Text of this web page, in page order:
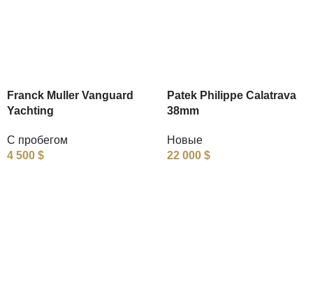
Franck Muller Vanguard
Yachting
С пробегом
4 500 $
Patek Philippe Calatrava
38mm
Новые
22 000 $